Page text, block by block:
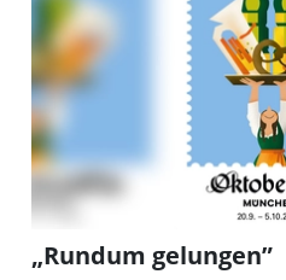
„Rundum gelungen”